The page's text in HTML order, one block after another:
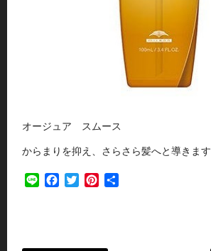
オージュア スムース
からまりを抑え、さらさら髪へと導きます
Line FacebookTwitterPinterest